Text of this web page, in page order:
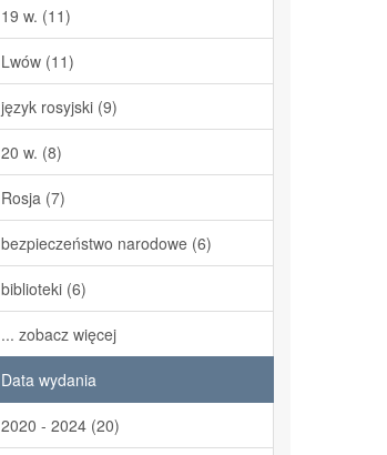
19 w. (11)
Lwów (11)
język rosyjski (9)
20 w. (8)
Rosja (7)
bezpieczeństwo narodowe (6)
biblioteki (6)
... zobacz więcej
Data wydania
2020 - 2024 (20)